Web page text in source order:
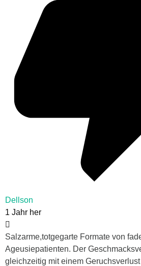
Dellson
1 Jahr her
Salzarme,totgegarte Formate von
Ageusiepatienten. Der
gleichzeitig mit einem